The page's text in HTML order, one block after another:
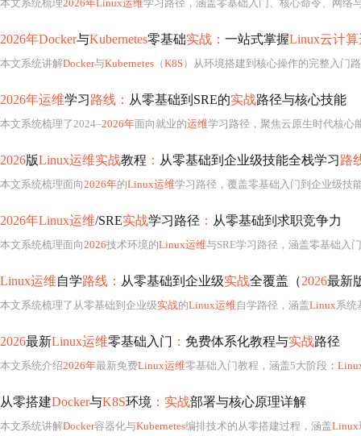
本文系统梳理2026年Linux运维学习路径，涵盖零基础入门、核心命令、网络
2026年Docker与Kubernetes零基础实战： 一站式掌握Linux云计
本文系统讲解Docker与Kubernetes （K8S）从环境搭建到核心操作的完整入门
2026年运维学习路线： 从零基础到SRE的实战路径与核心技能
本文系统梳理了2024–2026年面向就业的运维学习路径，聚焦云原生时代核心
2026版Linux运维实战教程 ： 从零基础到企业级技能全栈学习路
本文系统梳理面向2026年的Linux运维学习路径，覆盖零基础入门到企业级技
2026年Linux运维/SRE实战学习路径 ： 从零基础到求职竞争力
本文系统梳理面向2026技术环境的Linux运维与SRE学习路径，涵盖零基础入门、核心服务部署、自动化与监控、容器化与云原生、SRE理念与面试准备
Linux运维自学路线： 从零基础到企业级实战全覆盖（2026最新
本文系统梳理了从零基础到企业级实战的Linux运维 自学路径，涵盖Linux系统
2026最新Linux运维零基础入门 ： 免费体系化教程与实战路径
本文系统介绍2026年最新免费Linux运维零基础入门教程，涵盖5大阶段 ：
从零搭建Docker与K8S环境 ：实战部署与核心原理详解
本文系统讲解Docker容器化与Kubernetes编排技术的从零搭建过程，涵盖Linux